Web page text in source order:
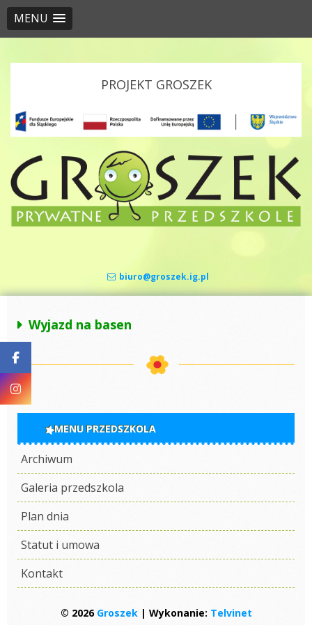
MENU
Skip to content
PROJEKT GROSZEK
biuro@groszek.ig.pl
Wyjazd na basen
MENU PRZEDSZKOLA
Archiwum
Galeria przedszkola
Plan dnia
Statut i umowa
Kontakt
© 2026 Groszek| Wykonanie: Telvinet